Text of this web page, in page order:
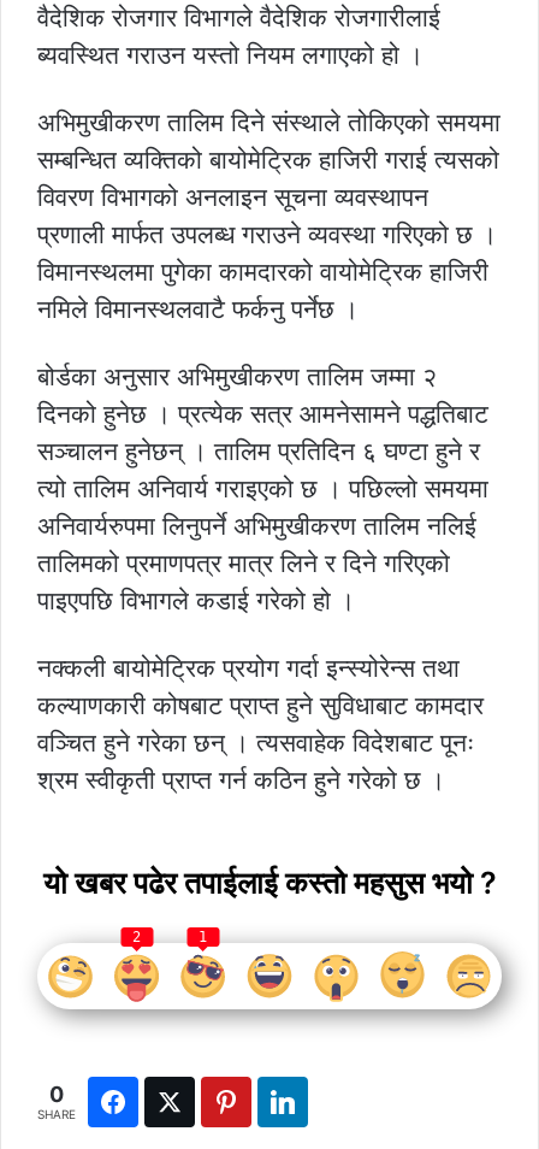
वैदेशिक रोजगार विभागले वैदेशिक रोजगारीलाई
ब्यवस्थित गराउन यस्तो नियम लगाएको हो ।
अभिमुखीकरण तालिम दिने संस्थाले तोकिएको समयमा
सम्बन्धित व्यक्तिको बायोमेट्रिक हाजिरी गराई त्यसको
विवरण विभागको अनलाइन सूचना व्यवस्थापन
प्रणाली मार्फत उपलब्ध गराउने व्यवस्था गरिएको छ ।
विमानस्थलमा पुगेका कामदारको वायोमेट्रिक हाजिरी
नमिले विमानस्थलवाटै फर्कनु पर्नेछ ।
बोर्डका अनुसार अभिमुखीकरण तालिम जम्मा २
दिनको हुनेछ । प्रत्येक सत्र आमनेसामने पद्धतिबाट
सञ्चालन हुनेछन् । तालिम प्रतिदिन ६ घण्टा हुने र
त्यो तालिम अनिवार्य गराइएको छ । पछिल्लो समयमा
अनिवार्यरुपमा लिनुपर्ने अभिमुखीकरण तालिम नलिई
तालिमको प्रमाणपत्र मात्र लिने र दिने गरिएको
पाइएपछि विभागले कडाई गरेको हो ।
नक्कली बायोमेट्रिक प्रयोग गर्दा इन्स्योरेन्स तथा
कल्याणकारी कोषबाट प्राप्त हुने सुविधाबाट कामदार
वञ्चित हुने गरेका छन् । त्यसवाहेक विदेशबाट पूनः
श्रम स्वीकृती प्राप्त गर्न कठिन हुने गरेको छ ।
यो खबर पढेर तपाईलाई कस्तो महसुस भयो ?
2 1
0
SHARE